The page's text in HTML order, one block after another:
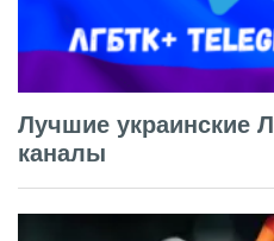
Лучшие украинские
каналы